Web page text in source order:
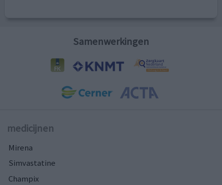
Samenwerkingen
medicijnen
Mirena
Simvastatine
Champix